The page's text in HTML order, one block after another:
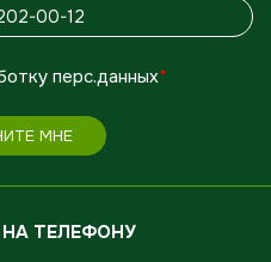
перс.данных*
МНЕ
ТЕЛЕФОНУ